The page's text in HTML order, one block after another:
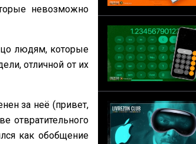
невозможно
людям, которые
отличной от их
за неё (привет,
отвратительного
как обобщение